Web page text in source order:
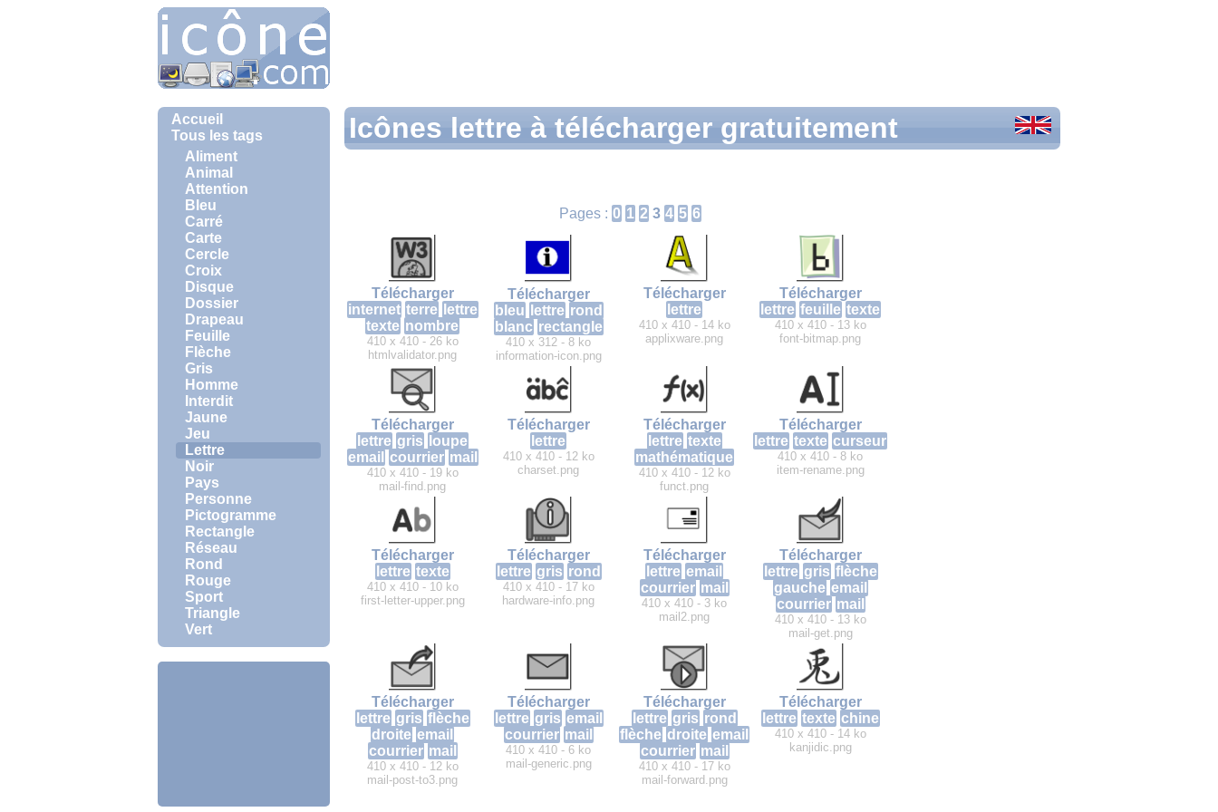
Accueil
Tous les tags
Aliment
Animal
Attention
Bleu
Carré
Carte
Cercle
Croix
Disque
Dossier
Drapeau
Feuille
Flèche
Gris
Homme
Interdit
Jaune
Jeu
Lettre
Noir
Pays
Personne
Pictogramme
Rectangle
Réseau
Rond
Rouge
Sport
Triangle
Vert
Icônes lettre à télécharger gratuitement
Pages : 0 1 2 3 4 5 6
Télécharger
internet terre
lettre
texte nombre
410 x 410 - 26 ko
htmlvalidator.png
Télécharger
bleu
lettre rond
blanc rectangle
410 x 312 - 8 ko
information-icon.png
Télécharger
lettre
410 x 410 - 14 ko
applixware.png
Télécharger
lettre feuille texte
410 x 410 - 13 ko
font-bitmap.png
Télécharger
lettre gris
loupe
email courrier mail
410 x 410 - 19 ko
mail-find.png
Télécharger
lettre
410 x 410 - 12 ko
charset.png
Télécharger
lettre texte
mathématique
410 x 410 - 12 ko
funct.png
Télécharger
lettre texte curseur
410 x 410 - 8 ko
item-rename.png
Télécharger
lettre texte
410 x 410 - 10 ko
first-letter-upper.png
Télécharger
lettre gris rond
410 x 410 - 17 ko
hardware-info.png
Télécharger
lettre email
courrier mail
410 x 410 - 3 ko
mail2.png
Télécharger
lettre gris flèche
gauche email
courrier mail
410 x 410 - 13 ko
mail-get.png
Télécharger
lettre gris flèche
droite email
courrier mail
410 x 410 - 12 ko
mail-post-to3.png
Télécharger
lettre gris email
courrier mail
410 x 410 - 6 ko
mail-generic.png
Télécharger
lettre gris rond
flèche droite email
courrier mail
410 x 410 - 17 ko
mail-forward.png
Télécharger
lettre texte chine
410 x 410 - 14 ko
kanjidic.png